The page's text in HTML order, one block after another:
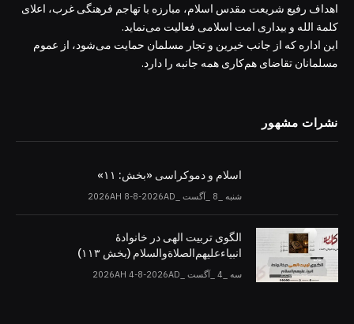
اهداف رفیع شریعت مقدس اسلام، مبارزه با تهاجم فرهنگی غرب، اعلای
کلمة الله و بیداری امت اسلامی فعالیت می‌نماید.
این اداره که از جانب خیرین و تجار مسلمان حمایت می‌شود، از عموم
مسلمانان تقاضای هم‌کاری همه جانبه را دارد.
نشرات مشهور
اسلام و دموکراسی «بخش: ۱۱»
شنبه _8 _آگست _2026AH 8-8-2026AD
الگوی تربیت الهی در خانوادۀ
انبیاءعلیهم‌الصلاةو‌السلام (بخش ۱۱۳)
سه _4 _آگست _2026AH 4-8-2026AD